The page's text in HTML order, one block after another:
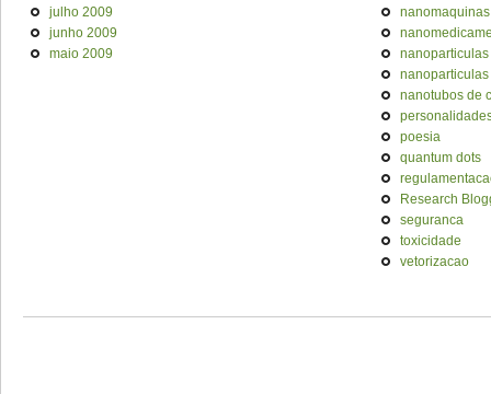
julho 2009
junho 2009
maio 2009
nanomaquinas
nanotubos de
poesia
quantum dots
Research
seguranca
toxicidade
vetorizacao